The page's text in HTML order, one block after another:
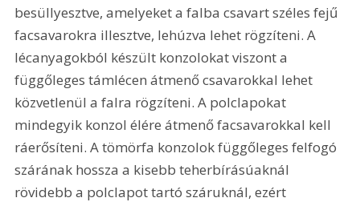
besüllyesztve, amelyeket a falba csavart széles fejű
facsavarokra illesztve, lehúzva lehet rögzíteni. A
lécanyagokból készült konzolokat viszont a
függőleges támlécen átmenő csavarokkal lehet
közvetlenül a falra rögzíteni. A polclapokat
mindegyik konzol élére átmenő facsavarokkal kell
ráerősíteni. A tömörfa konzolok függőleges felfogó
szárának hossza a kisebb teherbírásúaknál
rövidebb a polclapot tartó száruknál, ezért